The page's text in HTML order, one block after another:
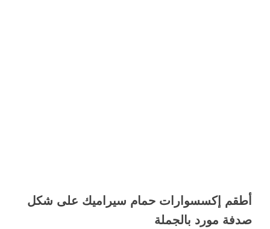
أطقم إكسسوارات حمام سيراميك على شكل
صدفة مورد بالجملة